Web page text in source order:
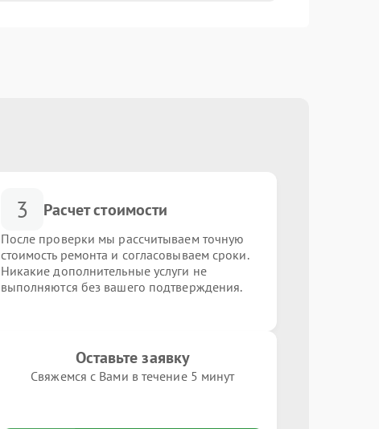
3 Расчет стоимости
После проверки мы рассчитываем точную
стоимость ремонта и согласовываем сроки.
Никакие дополнительные услуги не
выполняются без вашего подтверждения.
Оставьте заявку
Свяжемся с Вами в течение 5 минут